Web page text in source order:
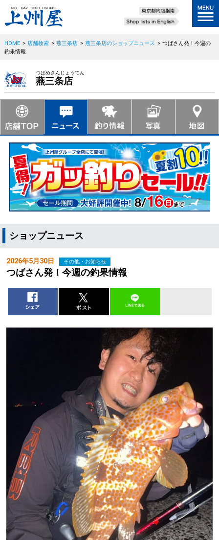
HOME > 店舗検索 > 燕三条店 > 燕三条店のショップニュース > つばさん発！今週の
釣果情報
つばめさんじょうてん
燕三条店
ショップニュース
2026年5月30日 その他・お知らせ
つばさん発！今週の釣果情報